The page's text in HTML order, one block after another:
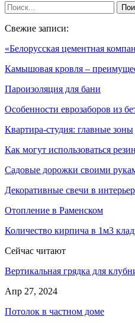
Свежие записи:
«Белорусская цементная
Камышовая кровля –
Пароизоляция для бани
Особенности еврозаборов из
Квартира-студия: главные зоны
Как могут использоваться
Садовые дорожки своими
Декоративные свечи в
Отопление в Раменском
Количество кирпича в 1м3
Сейчас читают
Вертикальная грядка для
Апр 27, 2024
Потолок в частном доме